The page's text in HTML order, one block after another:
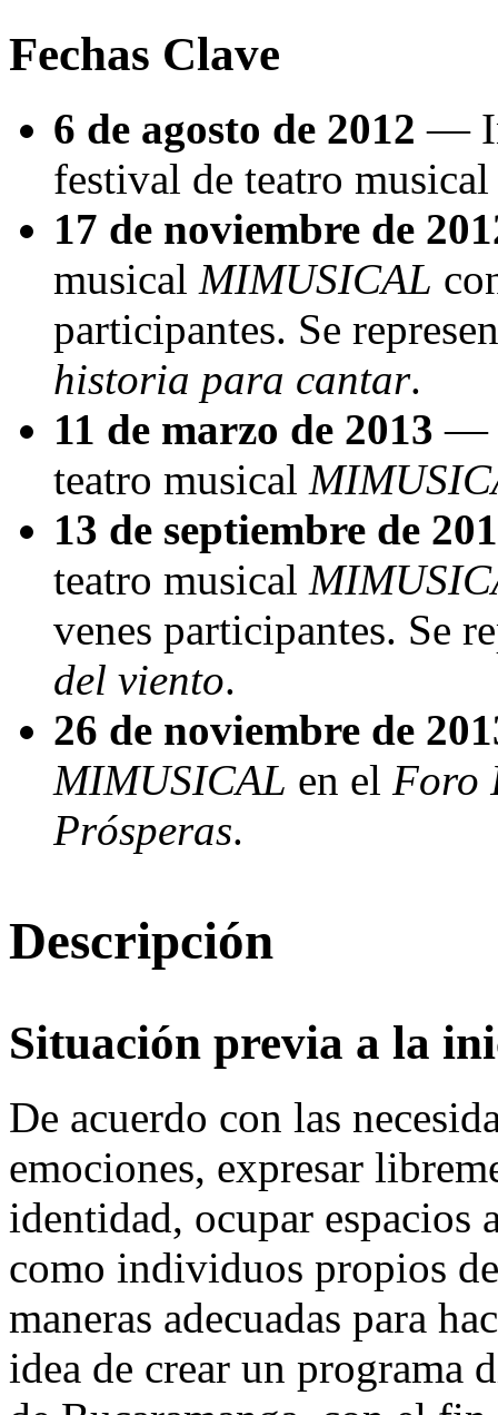
Fechas Clave
6 de agosto de 2012 —
festival de teatro
17 de noviembre de
musical MIMUSICAL
participantes. Se
historia para cantar.
11 de marzo de 2013 —
teatro musical
13 de septiembre de
teatro musical
venes participantes. Se
del viento.
26 de noviembre de
MIMUSICAL en el Foro
Prósperas.
Descripción
Situación previa a la
De acuerdo con las
emociones, expresar
identidad, ocupar espacios
como individuos propios
maneras adecuadas para
idea de crear un programa